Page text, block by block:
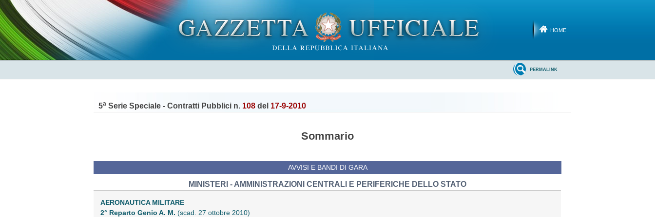
HOME
PERMALINK
5a Serie Speciale - Contratti Pubblici n. 108 del 17-9-2010
Sommario
AVVISI E BANDI DI GARA
MINISTERI - AMMINISTRAZIONI CENTRALI E PERIFERICHE DELLO STATO
AERONAUTICA MILITARE
2° Reparto Genio A. M. (scad. 27 ottobre 2010)